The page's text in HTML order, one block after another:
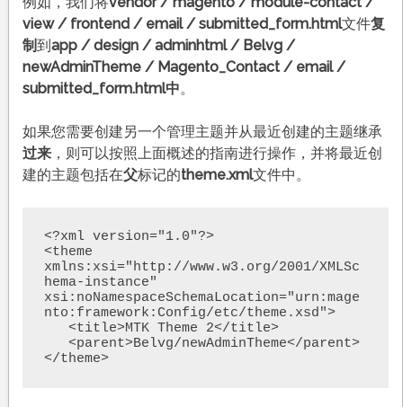
view / frontend / email / submitted_form.html文件复
制到app / design / adminhtml / Belvg /
newAdminTheme / Magento_Contact / email /
submitted_form.html中。
如果您需要创建另一个管理主题并从最近创建的主题继承
过来，则可以按照上面概述的指南进行操作，并将最近创
建的主题包括在父标记的theme.xml文件中。
<?xml version="1.0"?>
<theme
xmlns:xsi="http://www.w3.org/2001/XMLSc
hema-instance"
xsi:noNamespaceSchemaLocation="urn:mage
nto:framework:Config/etc/theme.xsd">
</theme>